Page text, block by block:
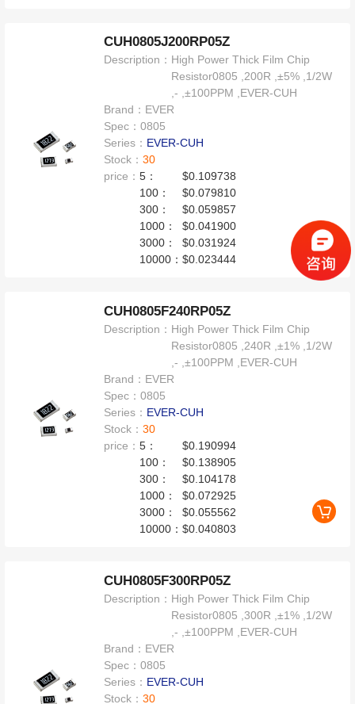
CUH0805J200RP05Z
Description： High Power Thick Film Chip
Resistor0805 ,200R ,±5% ,1/2W
,- ,±100PPM ,EVER-CUH
Brand： EVER
Spec：0805
Series： EVER-CUH
Stock：30
price：5：
$0.109738
100：
$0.079810
300：
$0.059857
1000：
$0.041900
3000：
$0.031924
10000：$0.023444
CUH0805F240RP05Z
Description： High Power Thick Film Chip
Resistor0805 ,240R ,±1% ,1/2W
,- ,±100PPM ,EVER-CUH
Brand： EVER
Spec：0805
Series： EVER-CUH
Stock：30
price：5：
$0.190994
100：
$0.138905
300：
$0.104178
1000：
$0.072925
3000：
$0.055562
10000：$0.040803
CUH0805F300RP05Z
Description： High Power Thick Film Chip
Resistor0805 ,300R ,±1% ,1/2W
,- ,±100PPM ,EVER-CUH
Brand： EVER
Spec：0805
Series： EVER-CUH
Stock：30